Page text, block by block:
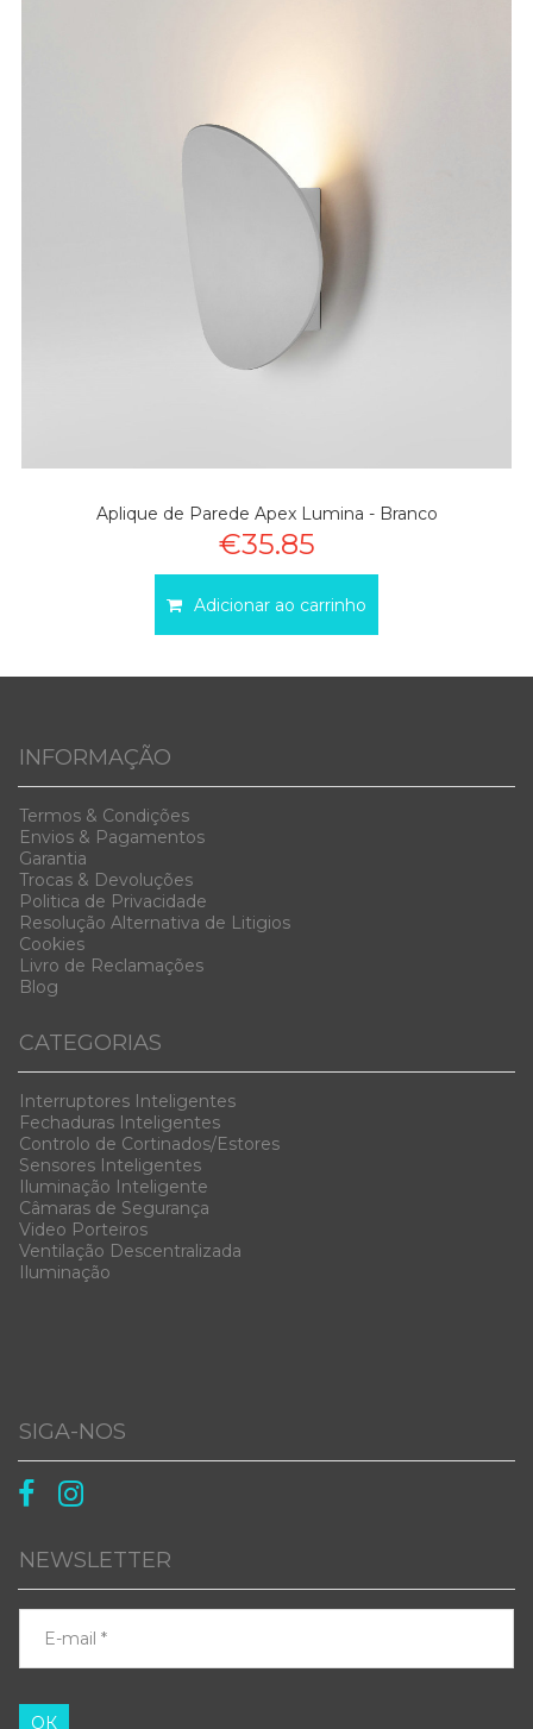
Aplique de Parede Apex Lumina - Branco
€35.85
Adicionar ao carrinho
INFORMAÇÃO
Termos & Condições
Envios & Pagamentos
Garantia
Trocas & Devoluções
Politica de Privacidade
Resolução Alternativa de Litigios
Cookies
Livro de Reclamações
Blog
CATEGORIAS
Interruptores Inteligentes
Fechaduras Inteligentes
Controlo de Cortinados/Estores
Sensores Inteligentes
Iluminação Inteligente
Câmaras de Segurança
Video Porteiros
Ventilação Descentralizada
Iluminação
SIGA-NOS
 
NEWSLETTER
ОК